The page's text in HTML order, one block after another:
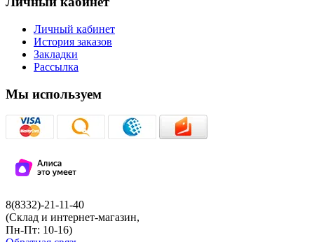
Личный кабинет
История заказов
Закладки
Рассылка
Мы используем
8(8332)-21-11-40
(Склад и интернет-магазин,
Пн-Пт: 10-16)